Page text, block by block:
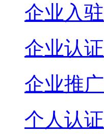
企业入驻
企业认证
企业推广
个人认证